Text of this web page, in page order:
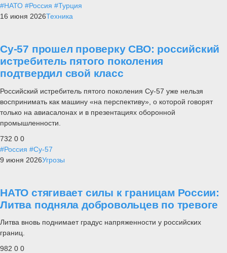
#НАТО #Россия #Турция
16 июня 2026Техника
Су-57 прошел проверку СВО: российский
истребитель пятого поколения
подтвердил свой класс
Российский истребитель пятого поколения Су-57 уже нельзя
воспринимать как машину «на перспективу», о которой говорят
только на авиасалонах и в презентациях оборонной
промышленности.
732 0 0
#Россия #Су-57
9 июня 2026Угрозы
НАТО стягивает силы к границам России:
Литва подняла добровольцев по тревоге
Литва вновь поднимает градус напряженности у российских
границ.
982 0 0